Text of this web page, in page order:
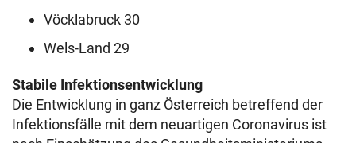
Vöcklabruck 30
Wels-Land 29
Stabile Infektionsentwicklung
Die Entwicklung in ganz Österreich betreffend der
Infektionsfälle mit dem neuartigen Coronavirus ist